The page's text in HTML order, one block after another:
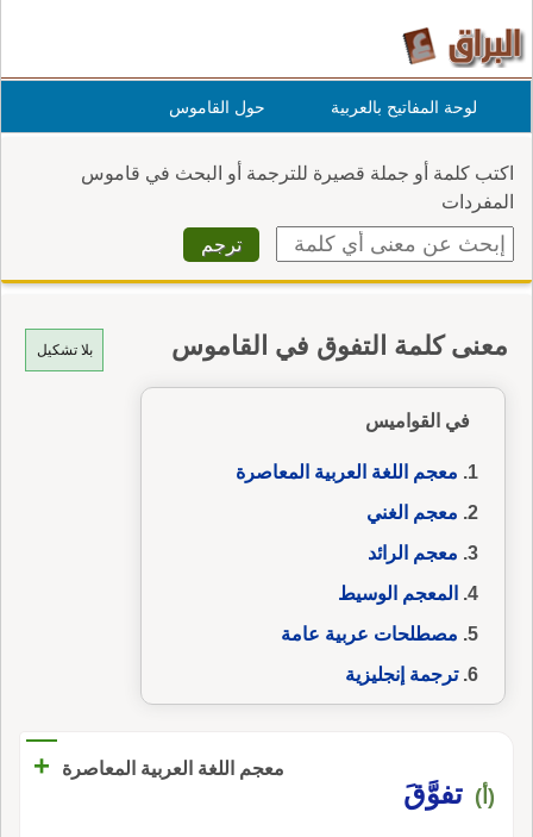
لوحة المفاتيح بالعربية حول القاموس
اكتب كلمة أو جملة قصيرة للترجمة أو البحث في قاموس
المفردات
بلا تشكيل معنى كلمة التفوق في القاموس
في القواميس
معجم اللغة العربية المعاصرة
معجم الغني
معجم الرائد
المعجم الوسيط
مصطلحات عربية عامة
ترجمة إنجليزية
معجم اللغة العربية المعاصرة +
(أ) تفوَّقَ